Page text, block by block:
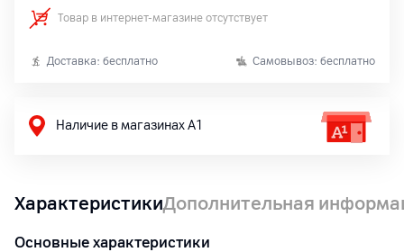
Товар в интернет-магазине отсутствует
Доставка: бесплатно Самовывоз: бесплатно
Наличие в магазинах А1
ХарактеристикиДополнительная
Основные характеристики